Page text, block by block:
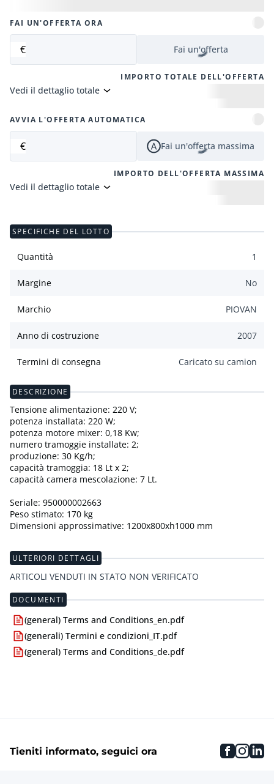
FAI UN'OFFERTA ORA
€ Fai un'offerta
IMPORTO TOTALE DELL'OFFERTA
Vedi il dettaglio totale
AVVIA L'OFFERTA AUTOMATICA
€ Fai un'offerta massima
IMPORTO DELL'OFFERTA MASSIMA
Vedi il dettaglio totale
SPECIFICHE DEL LOTTO
Quantità 1
Margine No
Marchio PIOVAN
Anno di costruzione 2007
Termini di consegna Caricato su camion
DESCRIZIONE
Tensione alimentazione: 220 V;
potenza installata: 220 W;
potenza motore mixer: 0,18 Kw;
numero tramoggie installate: 2;
produzione: 30 Kg/h;
capacità tramoggia: 18 Lt x 2;
capacità camera mescolazione: 7 Lt.
Seriale: 950000002663
Peso stimato: 170 kg
Dimensioni approssimative: 1200x800xh1000 mm
ULTERIORI DETTAGLI
ARTICOLI VENDUTI IN STATO NON VERIFICATO
DOCUMENTI
(general) Terms and Conditions_en.pdf
(generali) Termini e condizioni_IT.pdf
(general) Terms and Conditions_de.pdf
Tieniti informato, seguici ora